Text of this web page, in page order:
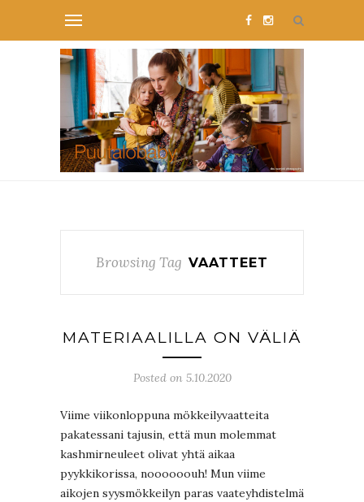
Browsing Tag VAATTEET
MATERIAALILLA ON VÄLIÄ
Posted on 5.10.2020
Viime viikonloppuna mökkeilyvaatteita
pakatessani tajusin, että mun molemmat
kashmirneuleet olivat yhtä aikaa
pyykkikorissa, noooooouh! Mun viime
aikojen syysmökkeilyn paras vaateyhdistelmä